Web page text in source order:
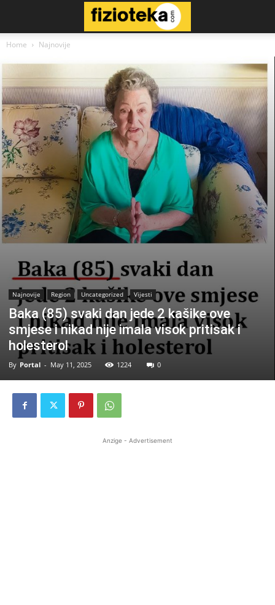
Home Najnovije
Najnovije Region Uncategorized Vijesti
Baka (85) svaki dan jede 2 kašike ove
smjese i nikad nije imala visok pritisak i
holesterol
By Portal - May 11, 2025 1224 0
Anzige - Advertisement